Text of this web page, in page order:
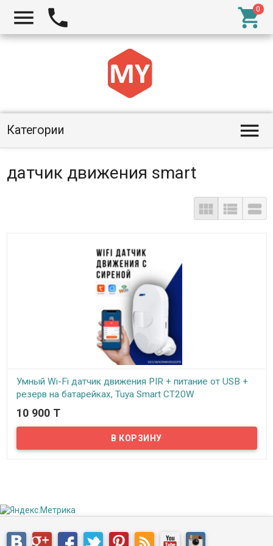
  
Категории 
датчик движения smart
  
Умный Wi-Fi датчик движения PIR + питание от USB +
резерв на батарейках, Tuya Smart CT20W
В наличии
Надёжный и простой в использовании Wi-Fi датчик движения со
встроенной сигнализацией – идеальное решение для охраны
дома, офиса, гаража, склада и других помещений. Благодаря
10 900 T